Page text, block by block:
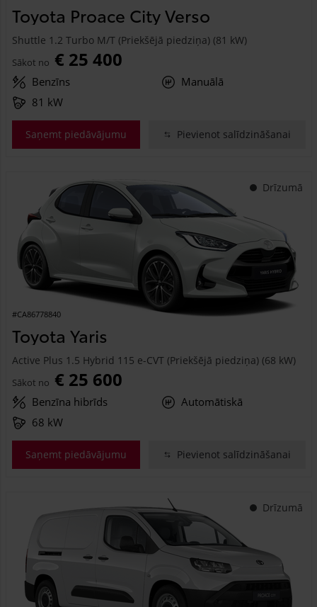
Toyota Proace City Verso
Shuttle 1.2 Turbo M/T (Priekšējā piedziņa) (81 kW)
Sākot no € 25 400
Benzīns
Manuālā
81 kW
Saņemt piedāvājumu Pievienot salīdzināšanai
Drīzumā
#CA86778840
Toyota Yaris
Active Plus 1.5 Hybrid 115 e-CVT (Priekšējā piedziņa) (68 kW)
Sākot no € 25 600
Benzīna hibrīds
Automātiskā
68 kW
Saņemt piedāvājumu Pievienot salīdzināšanai
Drīzumā